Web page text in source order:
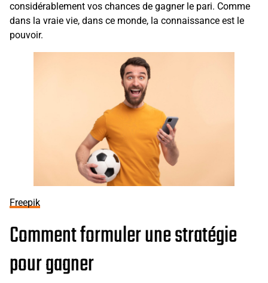
considérablement vos chances de gagner le pari. Comme
dans la vraie vie, dans ce monde, la connaissance est le
pouvoir.
Freepik
Comment formuler une stratégie
pour gagner